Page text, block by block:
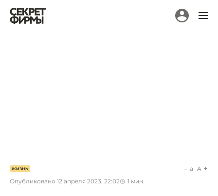
ЖИЗНЬ
Опубликовано 12 апреля 2023, 22:02 1 мин.
a A